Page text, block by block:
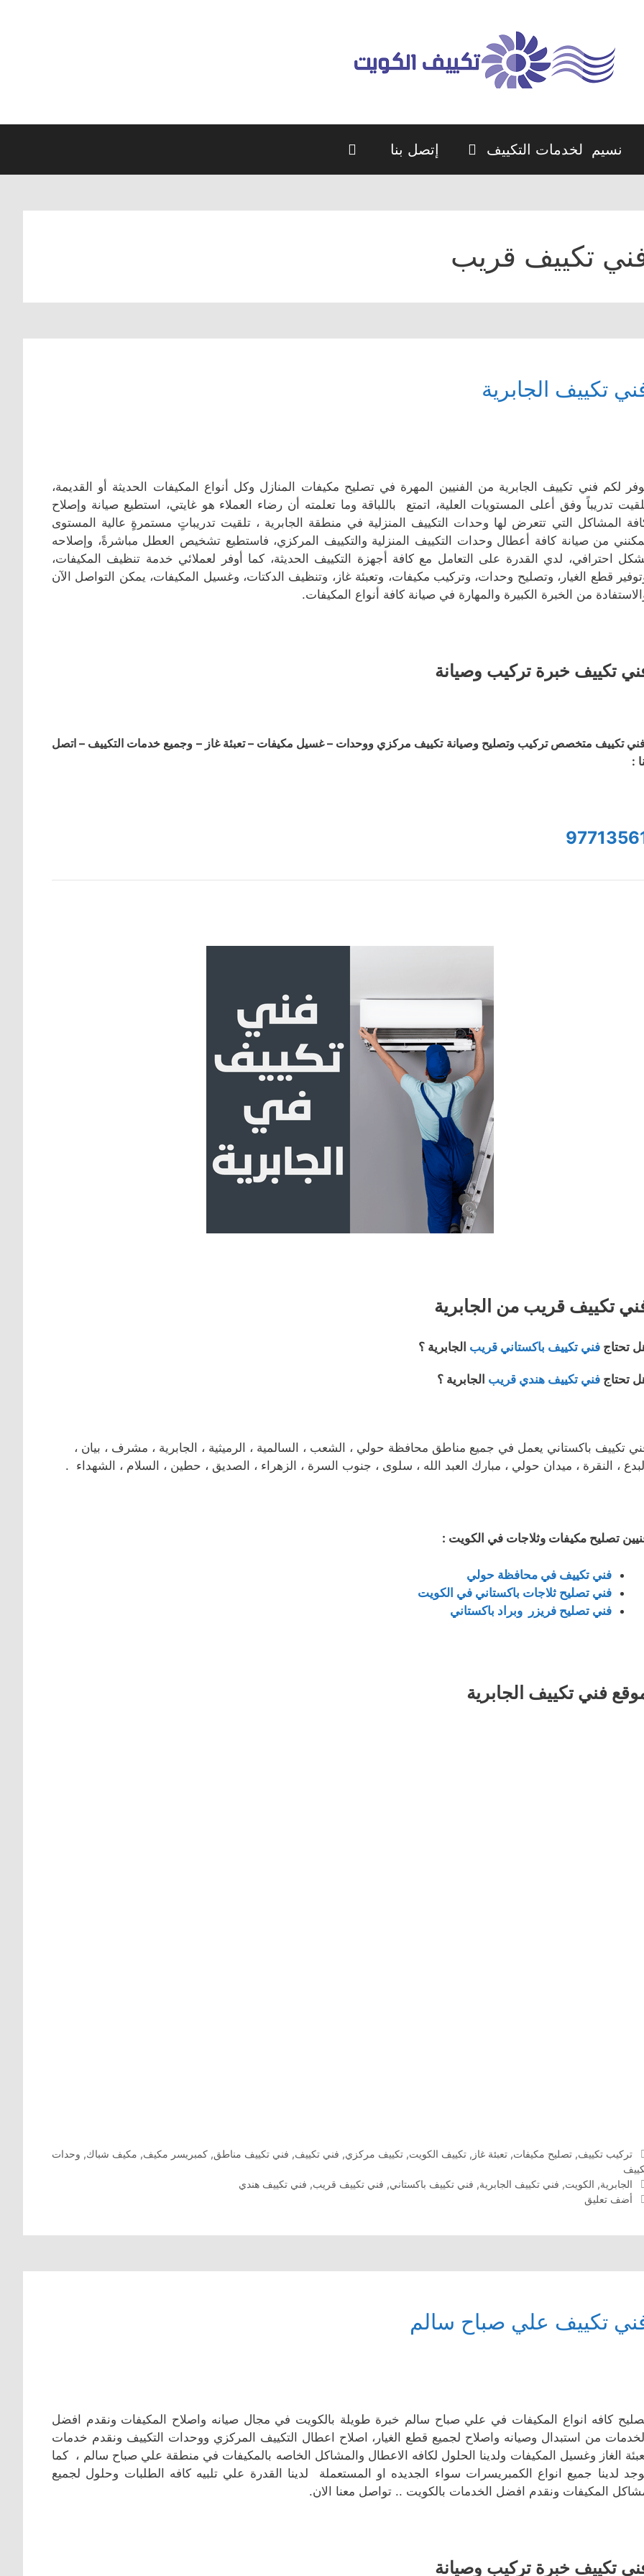
نسيم لخدمات التكييف إتصل بنا
تكييف قريب
تكييف الجابرية
لكم فني تكييف الجابرية من الفنيين المهرة في تصليح مكيفات المنازل وكل أنواع المكيفات الحديثة أو القديمة،
تدريباً وفق أعلى المستويات العلية، اتمتع باللباقة وما تعلمته أن رضاء العملاء هو غايتي، استطيع صيانة وإصلاح
المشاكل التي تتعرض لها وحدات التكييف المنزلية في منطقة الجابرية ، تلقيت تدريباتٍ مستمرةٍ عالية المستوى
من صيانة كافة أعطال وحدات التكييف المنزلية والتكييف المركزي، فاستطيع تشخيص العطل مباشرةً، وإصلاحه
احترافي، لدي القدرة على التعامل مع كافة أجهزة التكييف الحديثة، كما أوفر لعملائي خدمة تنظيف المكيفات،
قطع الغيار، وتصليح وحدات، وتركيب مكيفات، وتعبئة غاز، وتنظيف الدكتات، وغسيل المكيفات، يمكن التواصل الآن
من الخبرة الكبيرة والمهارة في صيانة كافة أنواع المكيفات.
تكييف خبرة تركيب وصيانة
تكييف متخصص تركيب وتصليح وصيانة تكييف مركزي ووحدات – غسيل مكيفات – تعبئة غاز – وجميع خدمات التكييف – اتصل
:
تكييف قريب من الجابرية
تحتاج فني تكييف باكستاني قريب الجابرية ؟
تحتاج فني تكييف هندي قريب الجابرية ؟
تكييف باكستاني يعمل في جميع مناطق محافظة حولي ، الشعب ، السالمية ، الرميثية ، الجابرية ، مشرف ، بيان ،
، النقرة ، ميدان حولي ، مبارك العبد الله ، سلوى ، جنوب السرة ، الزهراء ، الصديق ، حطين ، السلام ، الشهداء .
تصليح مكيفات وثلاجات في الكويت :
فني تكييف في محافظة حولي
فني تصليح ثلاجات باكستاني في الكويت
فني تصليح فريزر وبراد باكستاني
فني تكييف الجابرية
التصنيفات
تركيب تكييف, تصليح مكيفات, تعبئة غاز , تكييف الكويت, تكييف مركزي, فني تكييف, فني تكييف مناطق, كمبريسر مكيف, مكيف شباك, وحدات
الوسوم
الجابرية, الكويت, فني تكييف الجابرية, فني تكييف باكستاني, فني تكييف قريب, فني تكييف هندي
أضف تعليق
تكييف علي صباح سالم
كافه انواع المكيفات في علي صباح سالم خبرة طويلة بالكويت في مجال صيانه واصلاح المكيفات ونقدم افضل
من استبدال وصيانه واصلاح لجميع قطع الغيار، اصلاح اعطال التكييف المركزي ووحدات التكييف ونقدم خدمات
الغاز وغسيل المكيفات ولدينا الحلول لكافه الاعطال والمشاكل الخاصه بالمكيفات في منطقة علي صباح سالم ، كما
لدينا جميع انواع الكمبريسرات سواء الجديده او المستعملة لدينا القدرة علي تلبيه كافه الطلبات وحلول لجميع
المكيفات ونقدم افضل الخدمات بالكويت .. تواصل معنا الان.
تكييف خبرة تركيب وصيانة